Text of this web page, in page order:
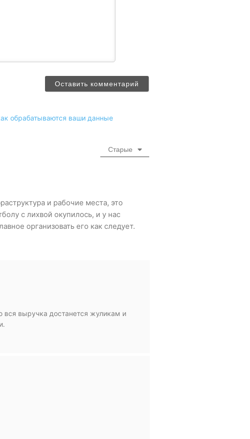
обрабатываются ваши данные
Старые
и рабочие места, это
с лихвой окупилось, и у нас
организовать его как следует.
вся выручка достанется жуликам и